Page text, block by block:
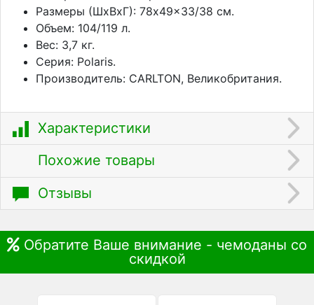
Размеры (ШхВхГ): 78x49x33/38 см.
Объем: 104/119 л.
Вес: 3,7 кг.
Серия: Polaris.
Производитель: CARLTON, Великобритания.
Характеристики
Похожие товары
Отзывы
Обратите Ваше внимание - чемоданы со
скидкой